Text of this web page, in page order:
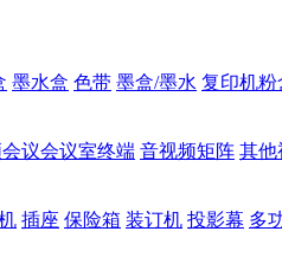
墨水盒 色带 墨盒/墨水 复印机粉
议会议室终端 音视频矩阵 其他
插座 保险箱 装订机 投影幕 多